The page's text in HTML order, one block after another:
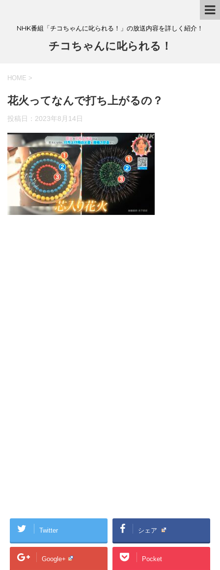
NHK番組「チコちゃんに叱られる！」の放送内容を詳しく紹介！
チコちゃんに叱られる！
HOME >
花火ってなんで打ち上がるの？
投稿日： 2023年8月14日
Twitter シェア
Google+ Pocket